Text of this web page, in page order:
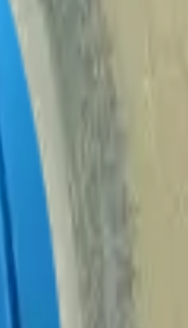
aislamiento. Su adhesivo de
para asegurar barras LED
exigentes. Su tamaño